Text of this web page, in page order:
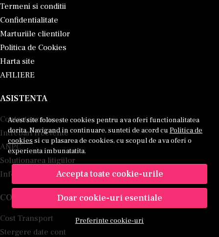
Acest site foloseste cookies pentru a va oferi functionalitatea
dorita. Navigand in continuare, sunteti de acord cu Politica de
cookies si cu plasarea de cookies, cu scopul de a va oferi o
experienta imbunatatita.
Accepta toate cookie-urile
Doar cookie-uri esentiale
Preferinte cookie-uri
Termeni si conditii
Confidentialitate
Marturiile clientilor
Politica de Cookies
Harta site
AFILIERE
ASISTENTA
Contacteaza-ne
Intrebari frecvente
ANPC
Solutionarea litigiilor
Informatii legale
CONT CLIENT
Cost Transport
Stergere date cont